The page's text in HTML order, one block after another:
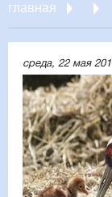
главная
среда, 22 мая